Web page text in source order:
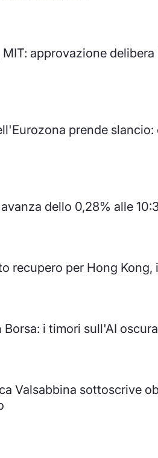
approvazione
prende
dello 0,28% alle
recupero per Hong Kong,
i timori sull'AI
Valsabbina sottoscrive